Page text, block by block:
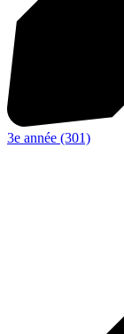
3e année (301)